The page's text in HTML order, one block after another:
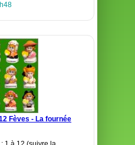
Fèves - La fournée